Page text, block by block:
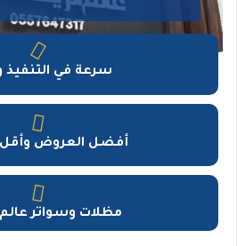
سرعة في التنفيذ
أفضل العروض وأقل
مظلات وسواتر